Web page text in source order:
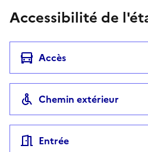
Accessibilité de
Accès
Chemin extérieur
Entrée